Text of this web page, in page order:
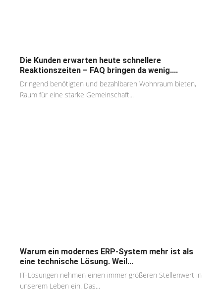
Die Kunden erwarten heute schnellere
Reaktionszeiten – FAQ bringen da wenig....
Dringend benötigten und bezahlbaren Wohnraum bieten,
Raum für eine starke Gemeinschaft...
Warum ein modernes ERP-System mehr ist als
eine technische Lösung. Weil...
IT-Lösungen nehmen einen immer größeren Stellenwert in
unserem Leben ein. Das...